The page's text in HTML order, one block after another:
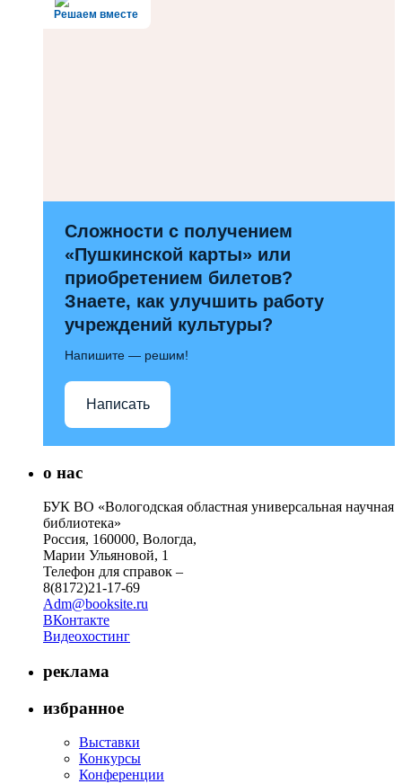
Решаем вместе
Сложности с получением
«Пушкинской карты» или
приобретением билетов?
Знаете, как улучшить работу
учреждений культуры?
Напишите — решим!
Написать
о нас
БУК ВО «Вологодская областная универсальная научная
библиотека»
Россия, 160000, Вологда,
Марии Ульяновой, 1
Телефон для справок –
8(8172)21-17-69
Adm@booksite.ru
ВКонтакте
Видеохостинг
реклама
избранное
Выставки
Конкурсы
Конференции